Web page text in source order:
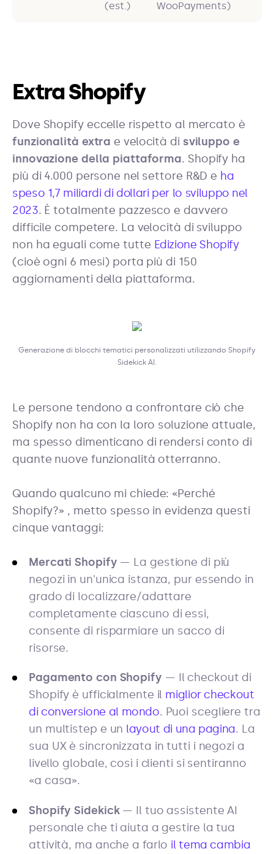
(est.)
WooPayments)
Extra Shopify
Dove Shopify eccelle rispetto al mercato è
funzionalità extra e velocità di sviluppo e
innovazione della piattaforma. Shopify ha
più di 4.000 persone nel settore R&D e ha
speso 1,7 miliardi di dollari per lo sviluppo nel
2023. È totalmente pazzesco e davvero
difficile competere. La velocità di sviluppo
non ha eguali come tutte Edizione Shopify
(cioè ogni 6 mesi) porta più di 150
aggiornamenti della piattaforma.
Generazione di blocchi tematici personalizzati utilizzando Shopify
Sidekick AI.
Le persone tendono a confrontare ciò che
Shopify non ha con la loro soluzione attuale,
ma spesso dimenticano di rendersi conto di
quante nuove funzionalità otterranno.
Quando qualcuno mi chiede: «Perché
Shopify?» , metto spesso in evidenza questi
cinque vantaggi:
Mercati Shopify — La gestione di più
negozi in un'unica istanza, pur essendo in
grado di localizzare/adattare
completamente ciascuno di essi,
consente di risparmiare un sacco di
risorse.
Pagamento con Shopify — Il checkout di
Shopify è ufficialmente il miglior checkout
di conversione al mondo. Puoi scegliere tra
un multistep e un layout di una pagina. La
sua UX è sincronizzata in tutti i negozi a
livello globale, così i clienti si sentiranno
«a casa».
Shopify Sidekick— Il tuo assistente AI
personale che ti aiuta a gestire la tua
attività, ma anche a farlo il tema cambia